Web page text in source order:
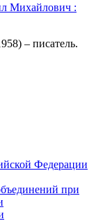
Михайлович :
– писатель.
Федерации
при